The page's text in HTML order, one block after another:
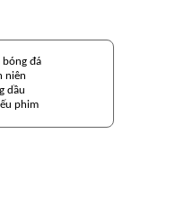
bóng đá
niên
dầu
phim